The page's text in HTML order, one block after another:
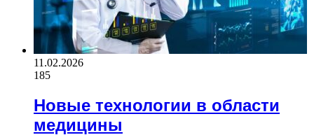
11.02.2026
185
Новые технологии в области
медицины